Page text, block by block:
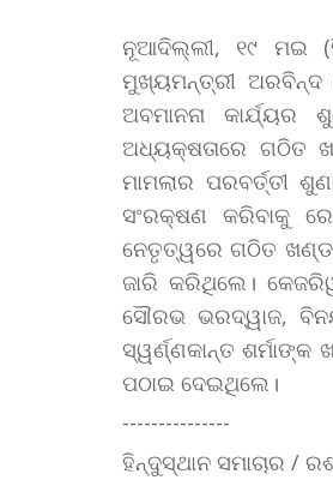
ନୂଆଦିଲ୍ଲୀ, ୧୯ ମଇ
ମୁଖ୍ୟମନ୍ତ୍ରୀ
ଅବମାନନା
ଅଧ୍ୟକ୍ଷତାରେ ଗଠିତ
ମାମଲାର ପରବର୍ତ୍ତୀ
ସଂରକ୍ଷଣ କରିବାକୁ
ନେତୃତ୍ୱରେ ଗଠିତ
ଜାରି କରିଥିଲେ।
ସୌରଭ ଭରଦ୍ୱାଜ,
ସ୍ୱର୍ଣ୍ଣକାନ୍ତ
ପଠାଇ ଦେଇଥିଲେ।
---------------
ହିନ୍ଦୁସ୍ଥାନ ସମାଚାର /